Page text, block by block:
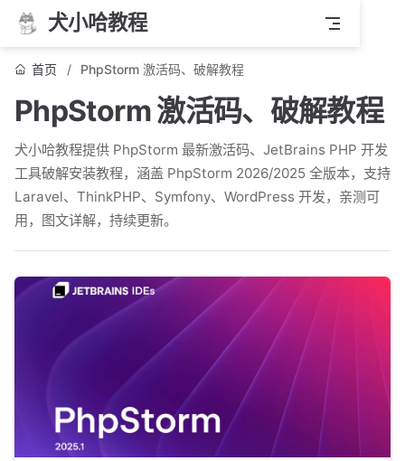
犬小哈教程
首页 PhpStorm 激活码、破解教程
PhpStorm 激活码、破解教程
犬小哈教程提供 PhpStorm 最新激活码、JetBrains PHP 开发
工具破解安装教程，涵盖 PhpStorm 2026/2025 全版本，支持
Laravel、ThinkPHP、Symfony、WordPress 开发，亲测可
用，图文详解，持续更新。